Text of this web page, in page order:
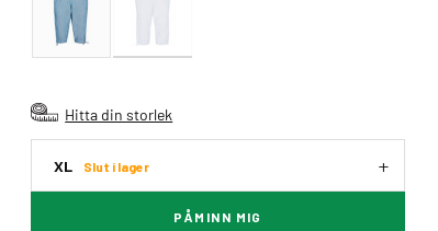
Hitta din storlek
XL Slut i lager
PÅMINN MIG